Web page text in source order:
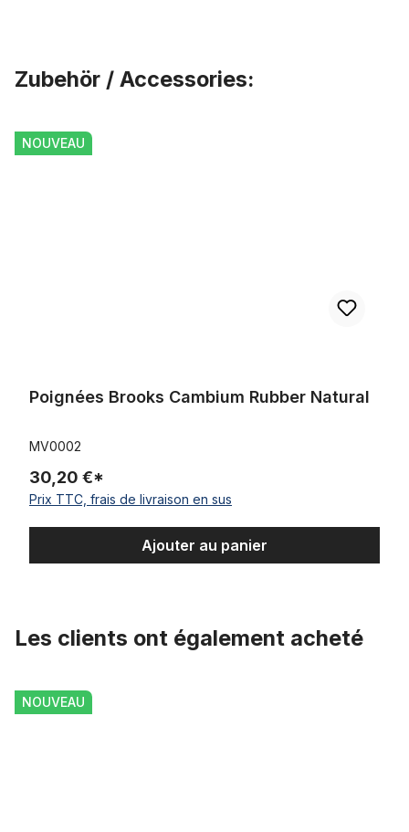
Zubehör / Accessories:
Poignées Brooks Cambium Rubber Natural
NOUVEAU
Poignées Brooks Cambium Rubber Natural
MV0002
30,20 €*
Prix TTC, frais de livraison en sus
Ajouter au panier
Les clients ont également acheté
Poignées Brooks Cambium Rubber Natural
NOUVEAU